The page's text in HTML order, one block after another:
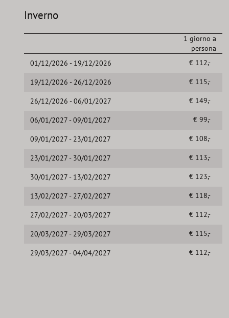
Inverno
1 giorno a
persona
01/12/2026 - 19/12/2026
€ 112,-
19/12/2026 - 26/12/2026 € 115,-
26/12/2026 - 06/01/2027 € 149,-
06/01/2027 - 09/01/2027 € 99,-
09/01/2027 - 23/01/2027 € 108,-
23/01/2027 - 30/01/2027 € 113,-
30/01/2027 - 13/02/2027 € 123,-
13/02/2027 - 27/02/2027 € 118,-
27/02/2027 - 20/03/2027 € 112,-
20/03/2027 - 29/03/2027 € 115,-
29/03/2027 - 04/04/2027 € 112,-